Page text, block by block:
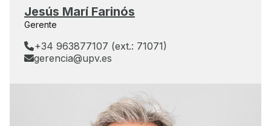
Jesús Marí Farinós
Gerente
+34 963877107 (ext.: 71071)
gerencia@upv.es